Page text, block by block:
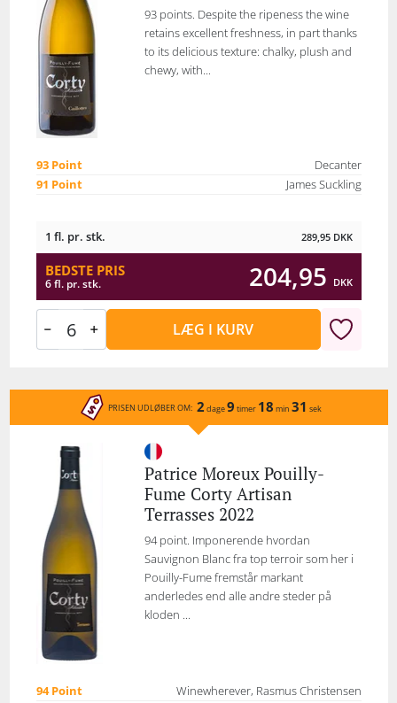
93 points. Despite the ripeness the wine
retains excellent freshness, in part thanks
to its delicious texture: chalky, plush and
chewy, with...
93 Point
Decanter
91 Point
James Suckling
1 fl. pr. stk. 289,95 DKK
BEDSTE PRIS
6 fl. pr. stk. 204,95 DKK
LÆG I KURV
PRISEN UDLØBER OM: 2 dage9 timer 18 min 31 sek
Patrice Moreux Pouilly-
Fume Corty Artisan
Terrasses 2022
94 point. Imponerende hvordan
Sauvignon Blanc fra top terroir som her i
Pouilly-Fume fremstår markant
anderledes end alle andre steder på
kloden ...
94 Point Winewherever, Rasmus Christensen